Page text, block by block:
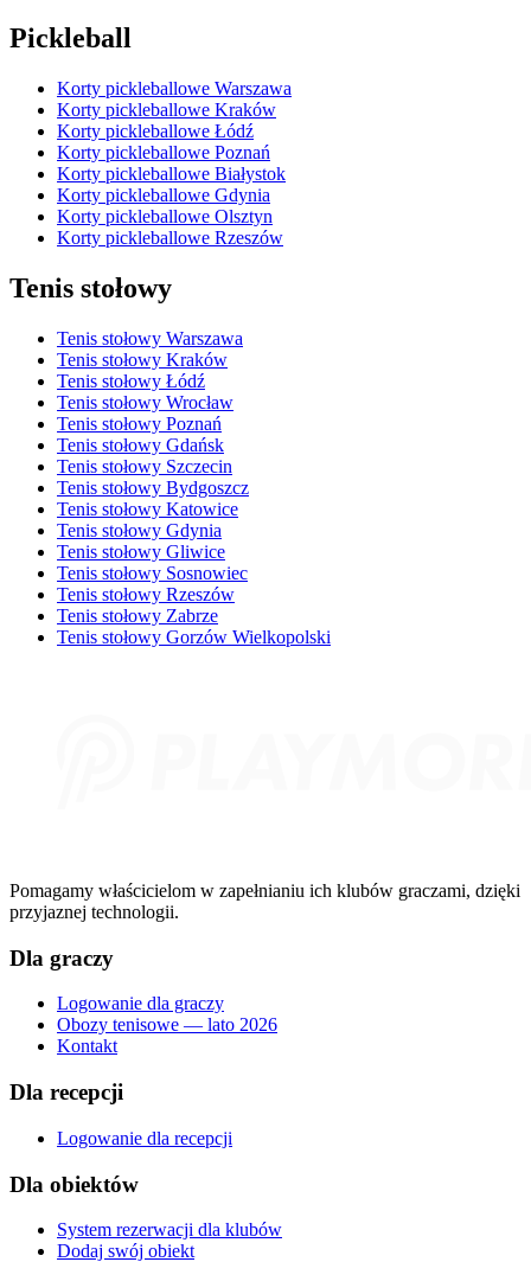
Pickleball
Korty pickleballowe Warszawa
Korty pickleballowe Kraków
Korty pickleballowe Łódź
Korty pickleballowe Poznań
Korty pickleballowe Białystok
Korty pickleballowe Gdynia
Korty pickleballowe Olsztyn
Korty pickleballowe Rzeszów
Tenis stołowy
Tenis stołowy Warszawa
Tenis stołowy Kraków
Tenis stołowy Łódź
Tenis stołowy Wrocław
Tenis stołowy Poznań
Tenis stołowy Gdańsk
Tenis stołowy Szczecin
Tenis stołowy Bydgoszcz
Tenis stołowy Katowice
Tenis stołowy Gdynia
Tenis stołowy Gliwice
Tenis stołowy Sosnowiec
Tenis stołowy Rzeszów
Tenis stołowy Zabrze
Tenis stołowy Gorzów Wielkopolski
Pomagamy właścicielom w zapełnianiu ich klubów graczami, dzięki
przyjaznej technologii.
Dla graczy
Logowanie dla graczy
Obozy tenisowe — lato 2026
Kontakt
Dla recepcji
Logowanie dla recepcji
Dla obiektów
System rezerwacji dla klubów
Dodaj swój obiekt